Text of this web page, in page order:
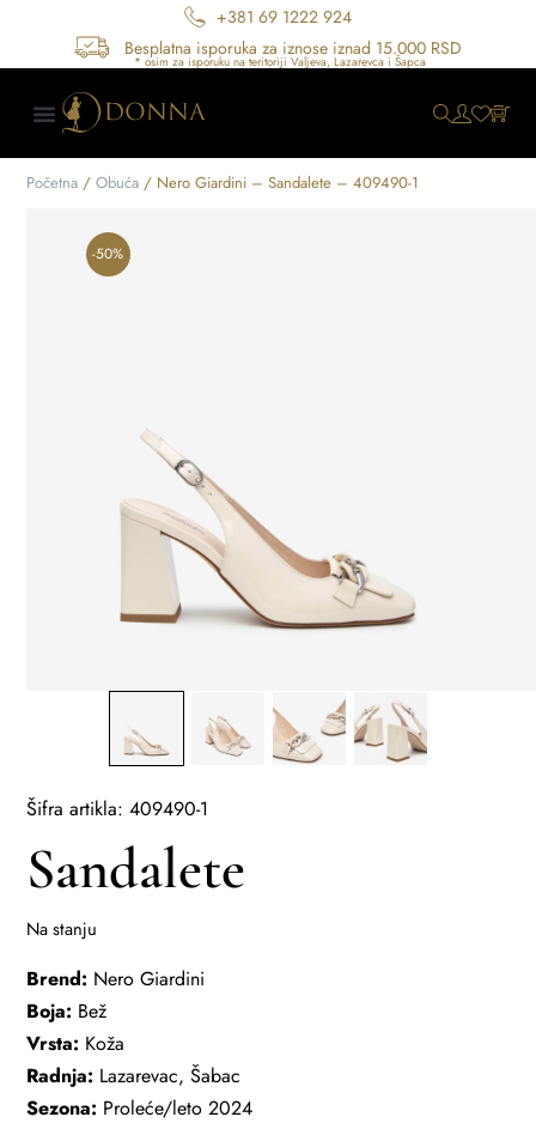
+381 69 1222 924
Besplatna isporuka za iznose iznad 15.000 RSD
Početna /Obuća / Nero Giardini – Sandalete – 409490-1
-50%
Šifra artikla: 409490-1
Sandalete
Na stanju
Brend: Nero Giardini
Boja: Bež
Vrsta: Koža
Radnja: Lazarevac, Šabac
Sezona: Proleće/leto 2024